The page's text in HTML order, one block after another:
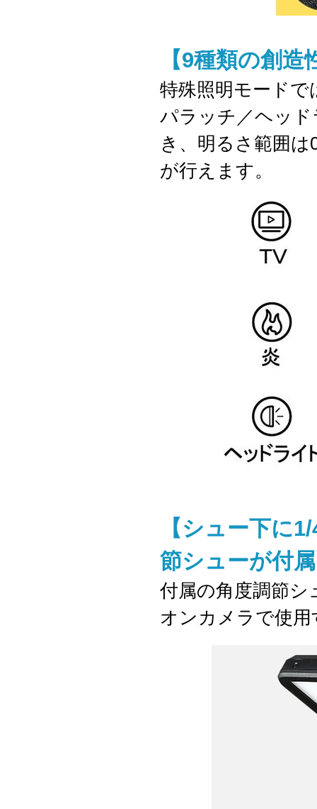
【9種類の創
特殊照明モードで
パラッチ／ヘッド
き、明るさ範囲
が行えます。
【シュー下に
節シューが付
付属の角度調節
オンカメラで使